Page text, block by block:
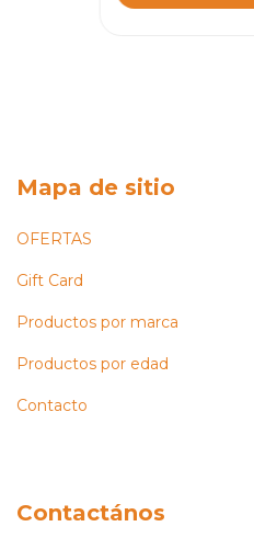
Mapa de sitio
OFERTAS
Gift Card
Productos por marca
Productos por edad
Contacto
Contactános